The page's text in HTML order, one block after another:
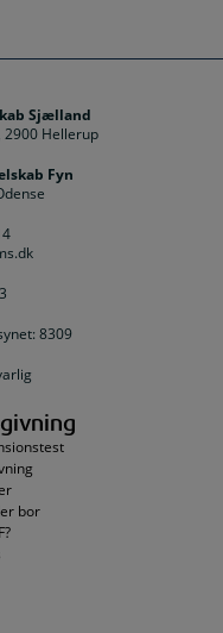
Sjælland
2900 Hellerup
Fyn
8309
bor